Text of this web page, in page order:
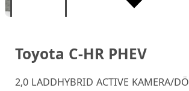
Toyota C-HR PHEV
2,0 LADDHYBRID ACTIVE KAMERA/